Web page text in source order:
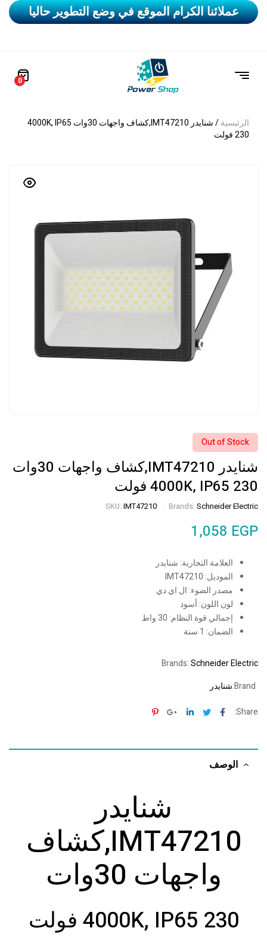
عملائنا الكرام الموقع في وضع التطوير حاليا
0
الرئيسية
/ شنايدر IMT47210,كشاف واجهات 30وات 4000K, IP65
230 فولت
Out of Stock
شنايدر IMT47210,كشاف واجهات 30وات
4000K, IP65 230 فولت
Brands: Schneider Electric
SKU: IMT47210
1,058 EGP
العلامة التجارية: شنايدر
الموديل: IMT47210
مصدر الضوء: ال اي دي
لون اللون: أسود
إجمالي قوة النظام: 30 واط
الضمان: 1 سنة
Brands:Schneider Electric
Brand:شنايدر
Share:
Facebook
Twitter
Linkedin
Google+
Pinterest
الوصف
شنايدر
IMT47210,كشاف
واجهات 30وات
4000K, IP65 230 فولت